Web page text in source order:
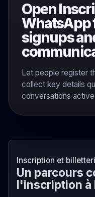
Open
WhatsApp
signups
Let people register
collect key details
conversations
Inscription et
Un parcours
l'inscription à